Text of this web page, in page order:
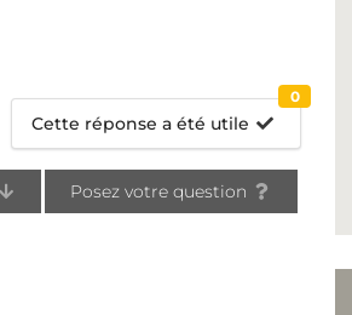
Cette réponse a été utile
0
Posez votre question